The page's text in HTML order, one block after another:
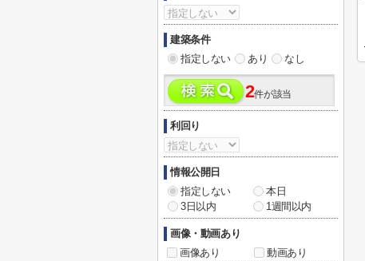
建築条件
指定しない
あり なし
2件が該当
利回り
情報公開日
指定しない
本日
3日以内
1週間以内
画像・動画あり
画像あり
動画あり